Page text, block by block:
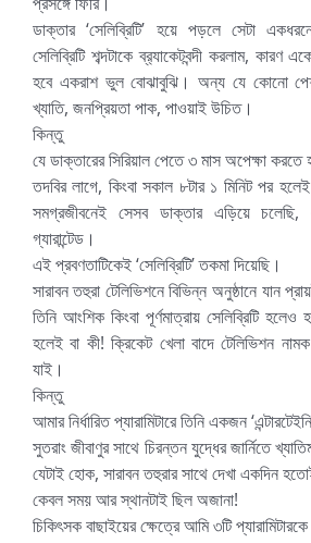
ডাক্তার ‘সেলিব্রিটি’ হয়ে পড়লে সেটা
সেলিব্রিটি শব্দটাকে ব্র্যাকেটবন্দী করলাম, কারণ
হবে একরাশ ভুল বোঝাবুঝি। অন্য যে কোনো
খ্যাতি, জনপ্রিয়তা পাক, পাওয়াই উচিত।
কিন্তু
যে ডাক্তারের সিরিয়াল পেতে ৩ মাস অপেক্ষা করতে
তদবির লাগে, কিংবা সকাল ৮টার ১ মিনিট পর
সমগ্রজীবনেই সেসব ডাক্তার এড়িয়ে
গ্যারান্টেড।
এই প্রবণতাটিকেই ‘সেলিব্রিটি’ তকমা দিয়েছি।
সারাবন তহুরা টেলিভিশনে বিভিন্ন অনুষ্ঠানে যান
তিনি আংশিক কিংবা পূর্ণমাত্রায় সেলিব্রিটি
হলেই বা কী! ক্রিকেট খেলা বাদে টেলিভিশন
যাই।
কিন্তু
আমার নির্ধারিত প্যারামিটারে তিনি একজন
সুতরাং জীবাণুর সাথে চিরন্তন যুদ্ধের জার্নিতে
যেটাই হোক, সারাবন তহুরার সাথে দেখা একদিন
কেবল সময় আর স্থানটাই ছিল অজানা!
চিকিৎসক বাছাইয়ের ক্ষেত্রে আমি ৩টি